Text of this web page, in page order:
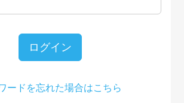
ログイン
ードを忘れた場合はこちら